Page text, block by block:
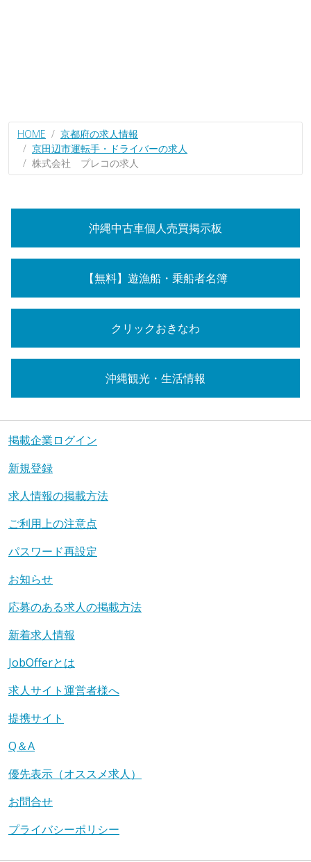
HOME
京都府の求人情報
京田辺市運転手・ドライバーの求人
株式会社 プレコの求人
沖縄中古車個人売買掲示板
【無料】遊漁船・乗船者名簿
クリックおきなわ
沖縄観光・生活情報
掲載企業ログイン
新規登録
求人情報の掲載方法
ご利用上の注意点
パスワード再設定
お知らせ
応募のある求人の掲載方法
新着求人情報
JobOfferとは
求人サイト運営者様へ
提携サイト
Q＆A
優先表示（オススメ求人）
お問合せ
プライバシーポリシー